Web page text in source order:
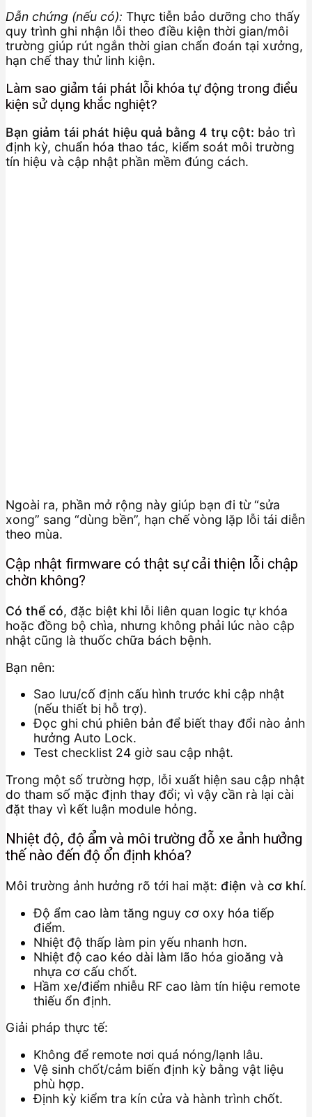
Dẫn chứng (nếu có): Thực tiễn bảo dưỡng cho thấy
quy trình ghi nhận lỗi theo điều kiện thời gian/môi
trường giúp rút ngắn thời gian chẩn đoán tại xưởng,
hạn chế thay thử linh kiện.
Làm sao giảm tái phát lỗi khóa tự động trong điều
kiện sử dụng khắc nghiệt?
Bạn giảm tái phát hiệu quả bằng 4 trụ cột: bảo trì
định kỳ, chuẩn hóa thao tác, kiểm soát môi trường
tín hiệu và cập nhật phần mềm đúng cách.
Ngoài ra, phần mở rộng này giúp bạn đi từ “sửa
xong” sang “dùng bền”, hạn chế vòng lặp lỗi tái diễn
theo mùa.
Cập nhật firmware có thật sự cải thiện lỗi chập
chờn không?
Có thể có, đặc biệt khi lỗi liên quan logic tự khóa
hoặc đồng bộ chìa, nhưng không phải lúc nào cập
nhật cũng là thuốc chữa bách bệnh.
Bạn nên:
Sao lưu/cố định cấu hình trước khi cập nhật
(nếu thiết bị hỗ trợ).
Đọc ghi chú phiên bản để biết thay đổi nào ảnh
hưởng Auto Lock.
Test checklist 24 giờ sau cập nhật.
Trong một số trường hợp, lỗi xuất hiện sau cập nhật
do tham số mặc định thay đổi; vì vậy cần rà lại cài
đặt thay vì kết luận module hỏng.
Nhiệt độ, độ ẩm và môi trường đỗ xe ảnh hưởng
thế nào đến độ ổn định khóa?
Môi trường ảnh hưởng rõ tới hai mặt: điện và cơ khí.
Độ ẩm cao làm tăng nguy cơ oxy hóa tiếp
điểm.
Nhiệt độ thấp làm pin yếu nhanh hơn.
Nhiệt độ cao kéo dài làm lão hóa gioăng và
nhựa cơ cấu chốt.
Hầm xe/điểm nhiễu RF cao làm tín hiệu remote
thiếu ổn định.
Giải pháp thực tế:
Không để remote nơi quá nóng/lạnh lâu.
Vệ sinh chốt/cảm biến định kỳ bằng vật liệu
phù hợp.
Định kỳ kiểm tra kín cửa và hành trình chốt.